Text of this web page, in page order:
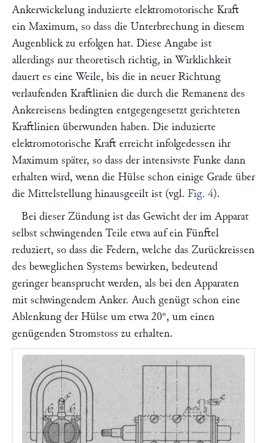
Ankerwickelung induzierte elektromotorische Kraft
ein Maximum, so dass die Unterbrechung in diesem
Augenblick zu erfolgen hat. Diese Angabe ist
allerdings nur theoretisch richtig, in Wirklichkeit
dauert es eine Weile, bis die in neuer Richtung
verlaufenden Kraftlinien die durch die Remanenz des
Ankereisens bedingten entgegengesetzt gerichteten
Kraftlinien überwunden haben. Die induzierte
elektromotorische Kraft erreicht infolgedessen ihr
Maximum später, so dass der intensivste Funke dann
erhalten wird, wenn die Hülse schon einige Grade über
die Mittelstellung hinausgeeilt ist (vgl. Fig. 4).
Bei dieser Zündung ist das Gewicht der im Apparat
selbst schwingenden Teile etwa auf ein Fünftel
reduziert, so dass die Federn, welche das Zurückreissen
des beweglichen Systems bewirken, bedeutend
geringer beansprucht werden, als bei den Apparaten
mit schwingendem Anker. Auch genügt schon eine
Ablenkung der Hülse um etwa 20°, um einen
genügenden Stromstoss zu erhalten.